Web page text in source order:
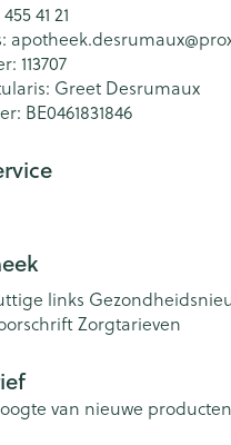
41 21
apotheek.desrumaux@
113707
Greet Desrumaux
BE0461831846
links
Zorgtarieven
van nieuwe